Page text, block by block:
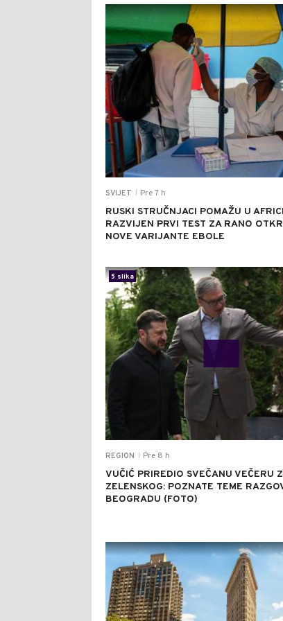
SVIJET Pre 7 h
RUSKI STRUČNJACI POMAŽU U
RAZVIJEN PRVI TEST ZA RANO
NOVE VARIJANTE EBOLE
REGION Pre 8 h
VUČIĆ PRIREDIO SVEČANU VEČERU
ZELENSKOG: POZNATE TEME
BEOGRADU (FOTO)
5 slika